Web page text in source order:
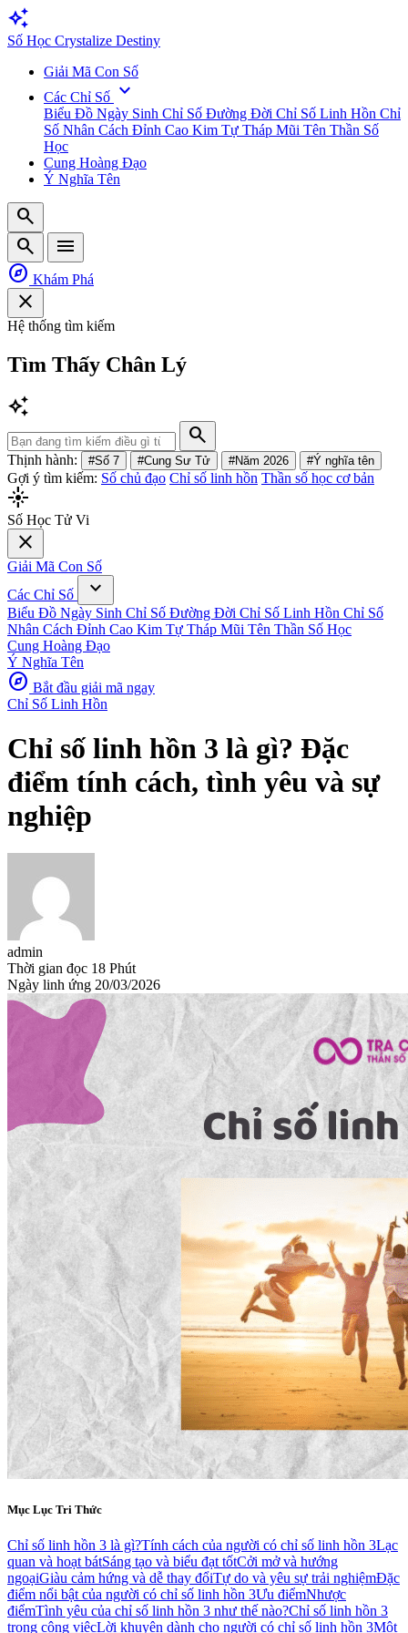
auto_awesome
Số Học Crystalize Destiny
Giải Mã Con Số
Các Chỉ Số expand_more
Biểu Đồ Ngày Sinh Chỉ Số Đường Đời Chỉ Số Linh Hồn Chỉ
Số Nhân Cách Đỉnh Cao Kim Tự Tháp Mũi Tên Thần Số
Học
Cung Hoàng Đạo
Ý Nghĩa Tên
search
search
menu
explore Khám Phá
close
Hệ thống tìm kiếm
Tìm Thấy Chân Lý
auto_awesome
search
Thịnh hành: #Số 7 #Cung Sư Tử #Năm 2026 #Ý nghĩa tên
Gợi ý tìm kiếm: Số chủ đạo Chỉ số linh hồn Thần số học cơ bản
flare
Số Học Tử Vi
close
Giải Mã Con Số
Các Chỉ Số
expand_more
Biểu Đồ Ngày Sinh Chỉ Số Đường Đời Chỉ Số Linh Hồn Chỉ Số
Nhân Cách Đỉnh Cao Kim Tự Tháp Mũi Tên Thần Số Học
Cung Hoàng Đạo
Ý Nghĩa Tên
explore Bắt đầu giải mã ngay
Chỉ Số Linh Hồn
Chỉ số linh hồn 3 là gì? Đặc
điểm tính cách, tình yêu và sự
nghiệp
admin
Thời gian đọc 18 Phút
Ngày linh ứng 20/03/2026
Mục Lục Tri Thức
Chỉ số linh hồn 3 là gì?Tính cách của người có chỉ số linh hồn 3Lạc
quan và hoạt bátSáng tạo và biểu đạt tốtCởi mở và hướng
ngoạiGiàu cảm hứng và dễ thay đổiTự do và yêu sự trải nghiệmĐặc
điểm nổi bật của người có chỉ số linh hồn 3Ưu điểmNhược
điểmTình yêu của chỉ số linh hồn 3 như thế nào?Chỉ số linh hồn 3
trong công việcLời khuyên dành cho người có chỉ số linh hồn 3Một